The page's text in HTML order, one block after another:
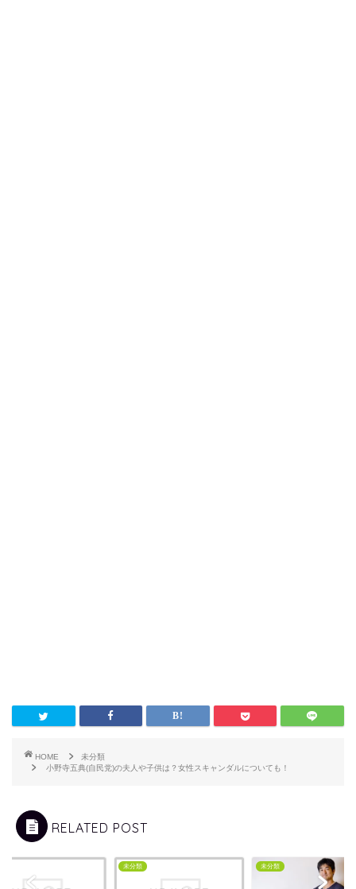
HOME
未分類
小野寺五典(自民党)の夫人や子供は？女性スキャンダルについても！
RELATED POST
未分類 未分類